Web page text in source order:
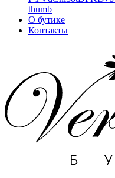
О бутике
Контакты